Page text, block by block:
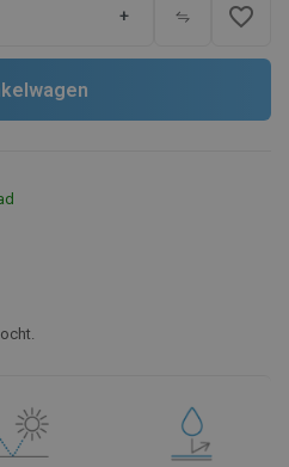
+ favorite_border